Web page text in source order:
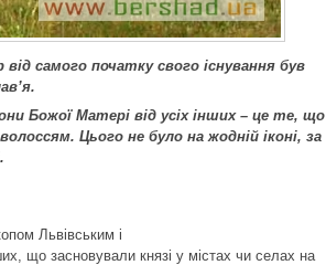
самого початку свого існування був
Божої Матері від усіх інших – це те, що
Цього не було на жодній іконі, за
Львівським і
що засновували князі у містах чи селах на